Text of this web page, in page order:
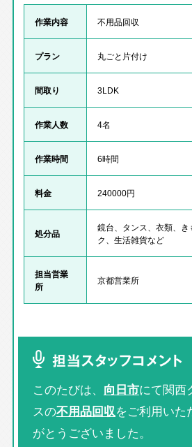
作業内容 不用品回収
プラン 丸ごと片付け
間取り 3LDK
作業人数 4名
作業時間 6時間
料金 240000円
処分品
鏡台、タンス、衣類、
ク、生活雑貨など
担当営業
所
京都営業所
担当スタッフコメント
このたびは、 向日市にて関西
スの不用品回収をご利用いた
がとうございました。